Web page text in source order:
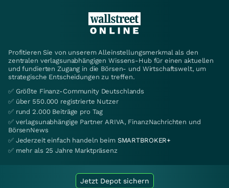
Profitieren Sie von unserem Alleinstellungsmerkmal als den
zentralen verlagsunabhängigen Wissens-Hub für einen aktuellen
und fundierten Zugang in die Börsen- und Wirtschaftswelt, um
strategische Entscheidungen zu treffen.
✅ Größte Finanz-Community Deutschlands
✅ über 550.000 registrierte Nutzer
✅ rund 2.000 Beiträge pro Tag
✅ verlagsunabhängige Partner ARIVA, FinanzNachrichten und
BörsenNews
✅ Jederzeit einfach handeln beim SMARTBROKER+
✅ mehr als 25 Jahre Marktpräsenz
Jetzt Depot sichern